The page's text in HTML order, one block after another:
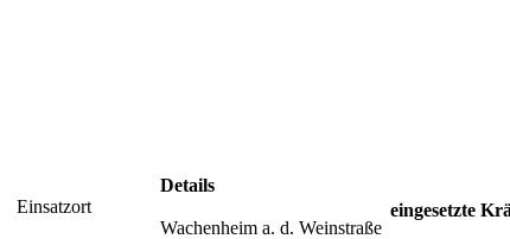
Einsatzort
Details
Wachenheim a. d. Weinstraße
eingesetzte